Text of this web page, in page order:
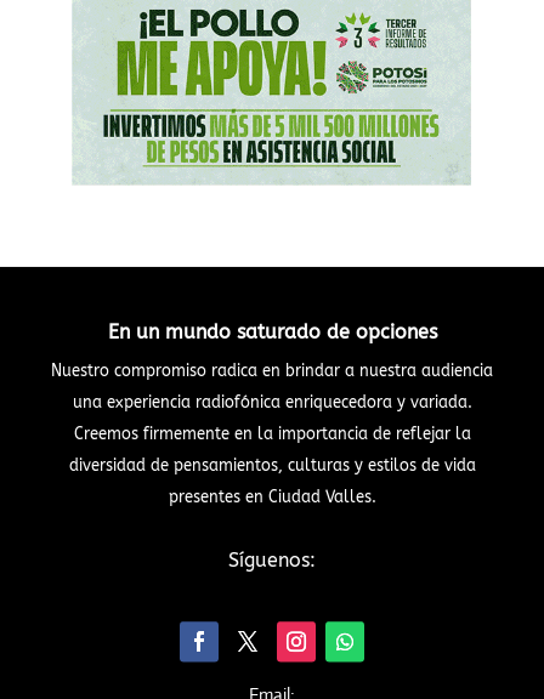
En un mundo saturado de opciones
Nuestro compromiso radica en brindar a nuestra audiencia
una experiencia radiofónica enriquecedora y variada.
Creemos firmemente en la importancia de reflejar la
diversidad de pensamientos, culturas y estilos de vida
presentes en Ciudad Valles.
Síguenos:
Email: